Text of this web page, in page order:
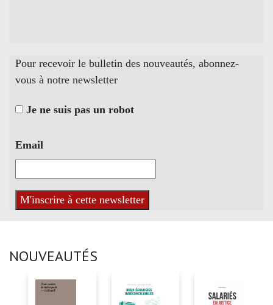
Pour recevoir le bulletin des nouveautés, abonnez-
vous à notre newsletter
Je ne suis pas un robot
Email
NOUVEAUTÉS